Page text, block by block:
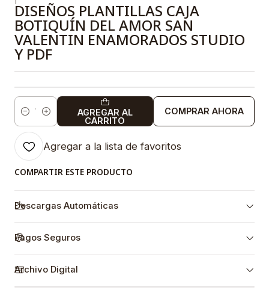
DISEÑOS PLANTILLAS CAJA
BOTIQUÍN DEL AMOR SAN
VALENTIN ENAMORADOS STUDIO
Y PDF
Cantidad
AGREGAR AL
CARRITO
COMPRAR AHORA
Agregar a la lista de favoritos
COMPARTIR ESTE PRODUCTO
Descargas Automáticas
Pagos Seguros
Archivo Digital